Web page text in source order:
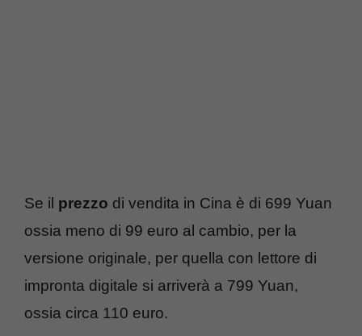
Se il prezzo di vendita in Cina è di 699 Yuan
ossia meno di 99 euro al cambio, per la
versione originale, per quella con lettore di
impronta digitale si arriverà a 799 Yuan,
ossia circa 110 euro.